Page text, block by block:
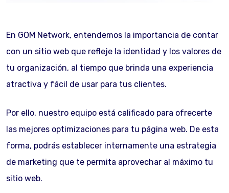
En GOM Network, entendemos la importancia de contar
con un sitio web que refleje la identidad y los valores de
tu organización, al tiempo que brinda una experiencia
atractiva y fácil de usar para tus clientes.
Por ello, nuestro equipo está calificado para ofrecerte
las mejores optimizaciones para tu página web. De esta
forma, podrás establecer internamente una estrategia
de marketing que te permita aprovechar al máximo tu
sitio web.